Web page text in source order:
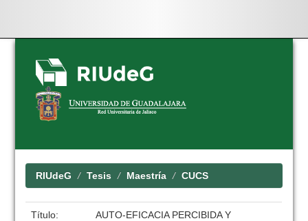
Skip
navigation
RIUdeG Tesis Maestría CUCS
Título:
AUTO-EFICACIA PERCIBIDA Y